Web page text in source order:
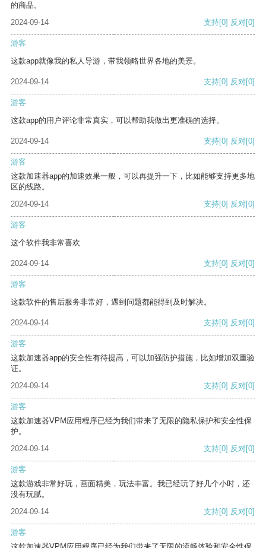
的商品。
2024-09-14
支持[0] 反对[0]
游客
这款app就像我的私人导游，带我领略世界各地的美景。
2024-09-14 支持[0] 反对[0]
游客
这款app的用户评论非常真实，可以帮助我做出更准确的选择。
2024-09-14 支持[0] 反对[0]
游客
这款加速器app的加速效果一般，可以再提升一下，比如能够支持更多地
区的线路。
2024-09-14
支持[0] 反对[0]
游客
这个软件我非常喜欢
2024-09-14 支持[0] 反对[0]
游客
这款软件的售后服务非常好，遇到问题都能得到及时解决。
2024-09-14 支持[0] 反对[0]
游客
这款加速器app的安全性有待提高，可以加强防护措施，比如增加双重验
证。
2024-09-14
支持[0] 反对[0]
游客
这款加速器VPM应用程序已经为我们带来了无限的隐私保护和安全性保
护。
2024-09-14
支持[0] 反对[0]
游客
这款游戏非常好玩，画面精美，玩法丰富。我已经玩了好几个小时，还
没有玩腻。
2024-09-14
支持[0] 反对[0]
游客